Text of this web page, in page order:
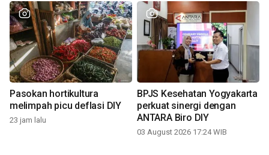
Pasokan hortikultura
melimpah picu deflasi DIY
23 jam lalu
BPJS Kesehatan Yogyakarta
perkuat sinergi dengan
ANTARA Biro DIY
03 August 2026 17:24 WIB